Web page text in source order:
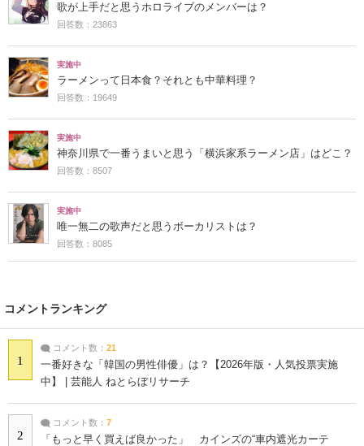
歌が上手だと思うホロライブのメンバーは？
回答数：23863
実施中
ラーメンって日本食？それとも中華料理？
回答数：19649
実施中
神奈川県で一番うまいと思う「横浜家系ラーメン店」はどこ？
回答数：8507
実施中
唯一無二の歌声だと思うボーカリストは？
回答数：8085
コメントランキング
1
コメント数： 21
一番好きな「韓国の男性俳優」は？【2026年版・人気投票実施
中】 | 芸能人 ねとらぼリサーチ
2
コメント数： 7
「もっと早く買えば良かった」 カインズの“車内遮光カーテ